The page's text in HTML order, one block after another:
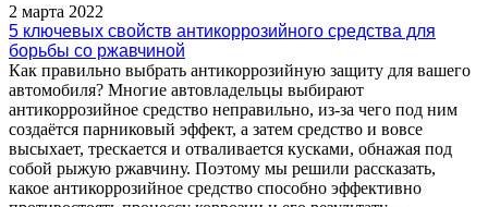
2 марта 2022
5 ключевых свойств антикоррозийного средства для
борьбы со ржавчиной
Как правильно выбрать антикоррозийную защиту для вашего
автомобиля? Многие автовладельцы выбирают
антикоррозийное средство неправильно, из-за чего под ним
создаётся парниковый эффект, а затем средство и вовсе
высыхает, трескается и отваливается кусками, обнажая под
собой рыжую ржавчину. Поэтому мы решили рассказать,
какое антикоррозийное средство способно эффективно